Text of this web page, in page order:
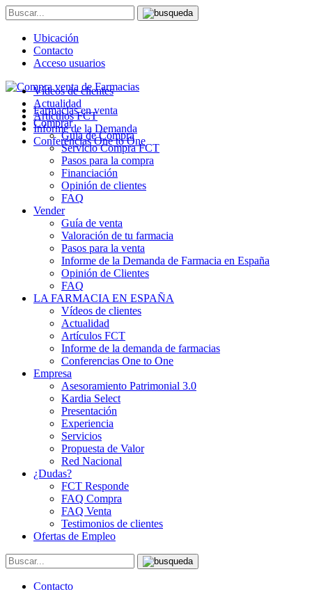
Ubicación
Contacto
Acceso usuarios
Farmacias en venta
Comprar
Guía de Compra
Servicio Compra FCT
Pasos para la compra
Financiación
Opinión de clientes
FAQ
Vender
Guía de venta
Valoración de tu farmacia
Pasos para la venta
Informe de la Demanda de Farmacia en España
Opinión de Clientes
FAQ
LA FARMACIA EN ESPAÑA
Vídeos de clientes
Actualidad
Artículos FCT
Informe de la demanda de farmacias
Conferencias One to One
Empresa
Asesoramiento Patrimonial 3.0
Kardia Select
Presentación
Experiencia
Servicios
Propuesta de Valor
Red Nacional
¿Dudas?
FCT Responde
FAQ Compra
FAQ Venta
Testimonios de clientes
Ofertas de Empleo
Contacto
Vídeos de clientes
Actualidad
Artículos FCT
Informe de la Demanda
Conferencias One to One